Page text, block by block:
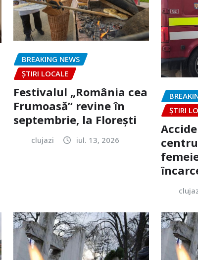
BREAKING NEWS
ȘTIRI LOCALE
Festivalul „România cea
Frumoasă” revine în
septembrie, la Florești
clujazi iul. 13, 2026
ȘTIRI